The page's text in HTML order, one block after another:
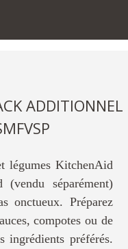
ADDITIONNEL
légumes KitchenAid
séparément)
onctueux. Préparez
compotes ou de
ingrédients préférés.